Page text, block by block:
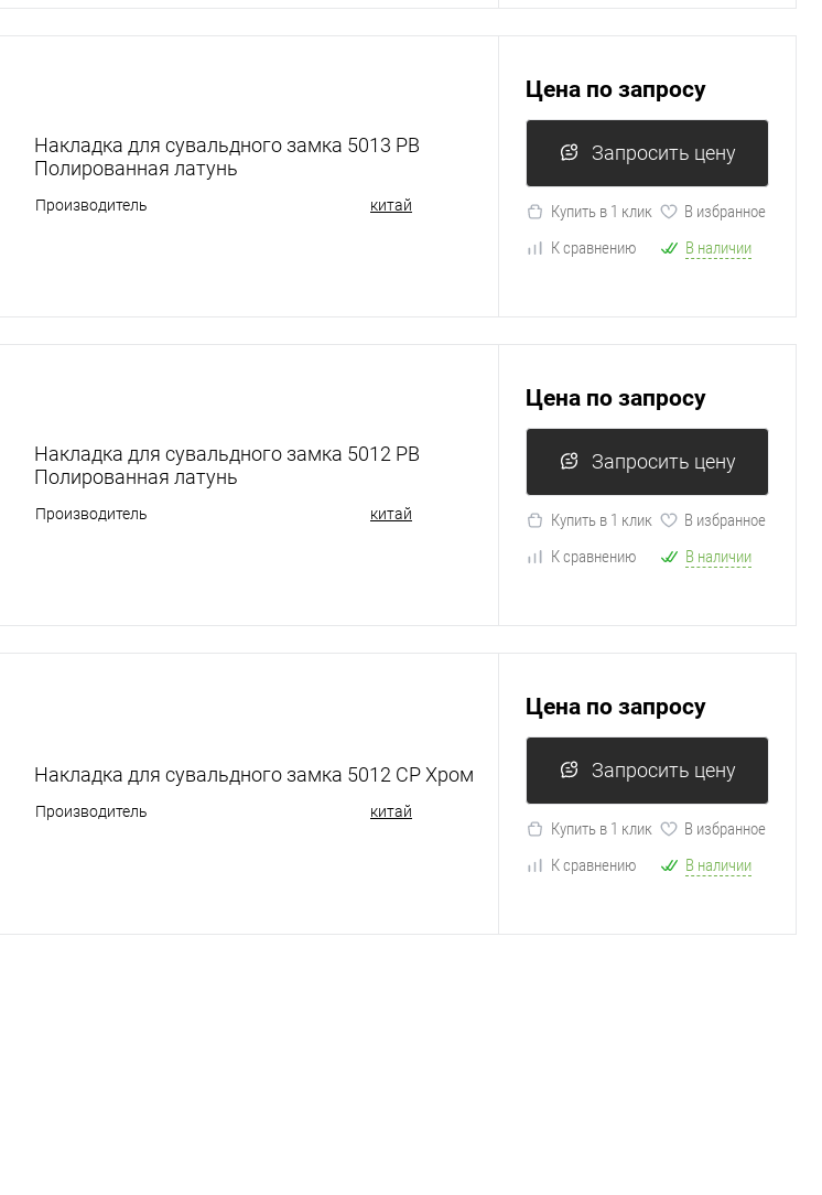
Накладка для сувальдного замка 5013 PB
Полированная латунь
Производитель китай
Цена по запросу
Запросить цену
Купить в 1 клик
В избранное
К сравнению
В наличии
Накладка для сувальдного замка 5012 PB
Полированная латунь
Производитель китай
Цена по запросу
Запросить цену
Купить в 1 клик
В избранное
К сравнению
В наличии
Накладка для сувальдного замка 5012 CP Хром
Производитель китай
Цена по запросу
Запросить цену
Купить в 1 клик
В избранное
К сравнению
В наличии